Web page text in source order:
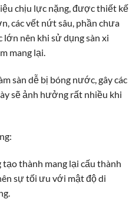
chịu lực nặng, được thiết kế
các vết nứt sâu, phần chưa
lớn nên khi sử dụng sàn xi
mang lại.
sàn dễ bị bóng nước, gây các
sẽ ảnh hưởng rất nhiều khi
thành mang lại cấu thành
sự tối ưu với mật độ di